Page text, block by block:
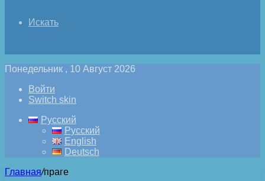
Искать
Понедельник , 10 Август 2026
Войти
Switch skin
Русский
Русский
English
Deutsch
Главная/праге